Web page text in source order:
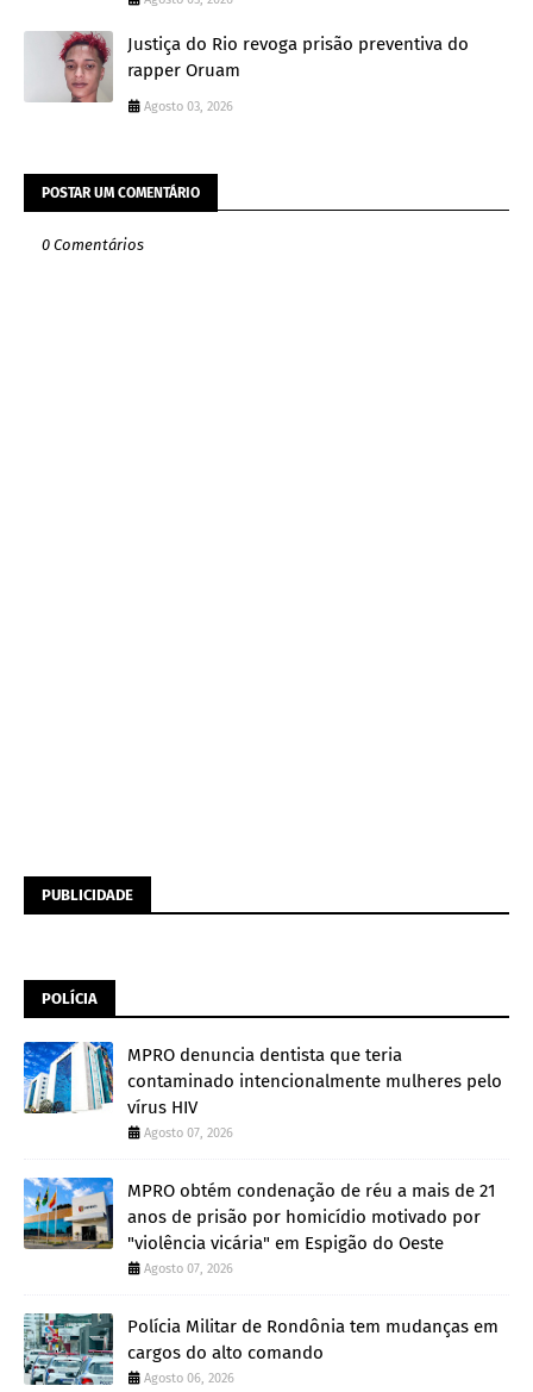
Justiça do Rio revoga prisão preventiva do
rapper Oruam
Agosto 03, 2026
POSTAR UM COMENTÁRIO
0 Comentários
PUBLICIDADE
POLÍCIA
MPRO denuncia dentista que teria
contaminado intencionalmente mulheres pelo
vírus HIV
Agosto 07, 2026
MPRO obtém condenação de réu a mais de 21
anos de prisão por homicídio motivado por
"violência vicária" em Espigão do Oeste
Agosto 07, 2026
Polícia Militar de Rondônia tem mudanças em
cargos do alto comando
Agosto 06, 2026